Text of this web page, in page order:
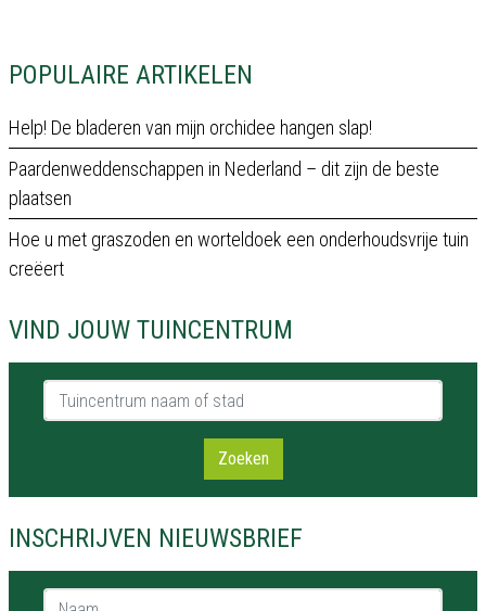
POPULAIRE ARTIKELEN
Help! De bladeren van mijn orchidee hangen slap!
Paardenweddenschappen in Nederland – dit zijn de beste
plaatsen
Hoe u met graszoden en worteldoek een onderhoudsvrije tuin
creëert
VIND JOUW TUINCENTRUM
Tuincentrum naam of stad
Zoeken
INSCHRIJVEN NIEUWSBRIEF
Naam *